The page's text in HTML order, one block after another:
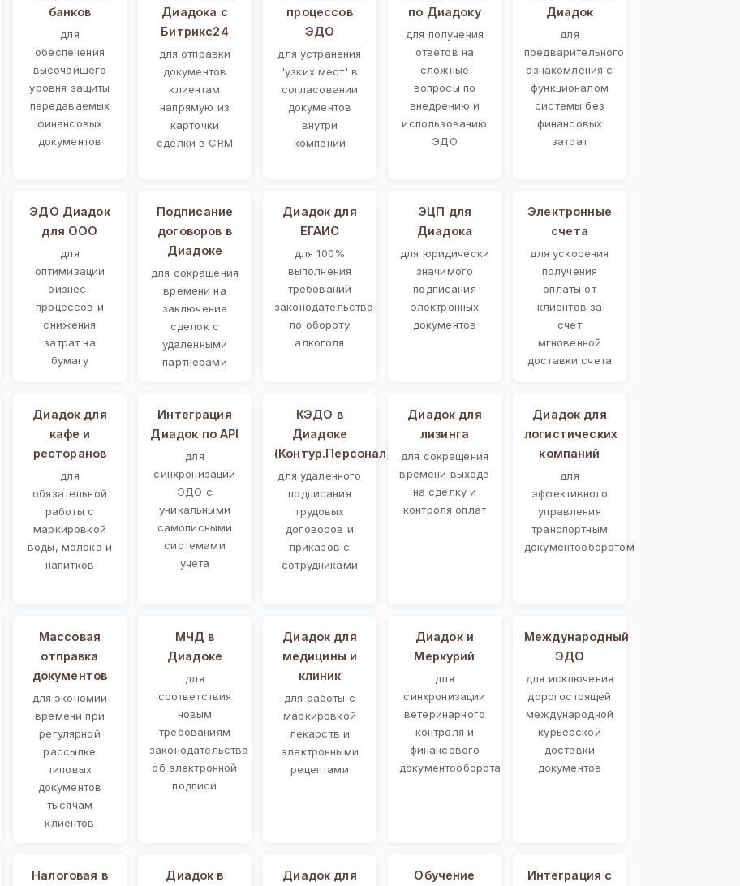
банков
для
обеспечения
высочайшего
уровня защиты
передаваемых
финансовых
документов
Диадока с
Битрикс24
для отправки
документов
клиентам
напрямую из
карточки
сделки в CRM
процессов
ЭДО
для устранения
'узких мест' в
согласовании
документов
внутри
компании
по Диадоку
для получения
ответов на
сложные
вопросы по
внедрению и
использованию
ЭДО
Диадок
для
предварительного
ознакомления с
функционалом
системы без
финансовых
затрат
ЭДО Диадок
для ООО
для
оптимизации
бизнес-
процессов и
снижения
затрат на
бумагу
Подписание
договоров в
Диадоке
для сокращения
времени на
заключение
сделок с
удаленными
партнерами
Диадок для
ЕГАИС
для 100%
выполнения
требований
законодательства
по обороту
алкоголя
ЭЦП для
Диадока
для юридически
значимого
подписания
электронных
документов
Электронные
счета
для ускорения
получения
оплаты от
клиентов за
счет
мгновенной
доставки счета
Диадок для
кафе и
ресторанов
для
обязательной
работы с
маркировкой
воды, молока и
напитков
Интеграция
Диадок по API
для
синхронизации
ЭДО с
уникальными
самописными
системами
учета
КЭДО в
Диадоке
(Контур.Персонал)
для удаленного
подписания
трудовых
договоров и
приказов с
сотрудниками
Диадок для
лизинга
для сокращения
времени выхода
на сделку и
контроля оплат
Диадок для
логистических
компаний
для
эффективного
управления
транспортным
документооборотом
Массовая
отправка
документов
для экономии
времени при
регулярной
рассылке
типовых
документов
тысячам
клиентов
МЧД в
Диадоке
для
соответствия
новым
требованиям
законодательства
об электронной
подписи
Диадок для
медицины и
клиник
для работы с
маркировкой
лекарств и
электронными
рецептами
Диадок и
Меркурий
для
синхронизации
ветеринарного
контроля и
финансового
документооборота
Международный
ЭДО
для исключения
дорогостоящей
международной
курьерской
доставки
документов
Налоговая в
Диадок в
Диадок для
Обучение
Интеграция с